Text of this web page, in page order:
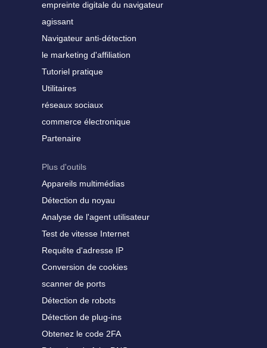
empreinte digitale du navigateur
agissant
Navigateur anti-détection
le marketing d'affiliation
Tutoriel pratique
Utilitaires
réseaux sociaux
commerce électronique
Partenaire
Plus d'outils
Appareils multimédias
Détection du noyau
Analyse de l'agent utilisateur
Test de vitesse Internet
Requête d'adresse IP
Conversion de cookies
scanner de ports
Détection de robots
Détection de plug-ins
Obtenez le code 2FA